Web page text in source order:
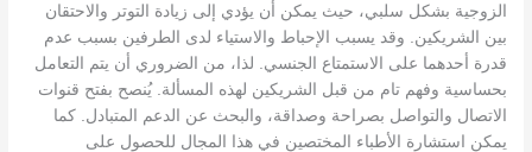
الزوجية بشكل سلبي، حيث يمكن أن يؤدي إلى زيادة التوتر والاحتقان
بين الشريكين. وقد يسبب الإحباط والاستياء لدى الطرفين بسبب عدم
قدرة أحدهما على الاستمتاع الجنسي. لذا، من الضروري أن يتم التعامل
بحساسية وفهم تام من قبل الشريكين لهذه المسألة. يُنصح بفتح قنوات
الاتصال والتواصل بصراحة وصداقة، والبحث عن الدعم المتبادل. كما
يمكن استشارة الأطباء المختصين في هذا المجال للحصول على